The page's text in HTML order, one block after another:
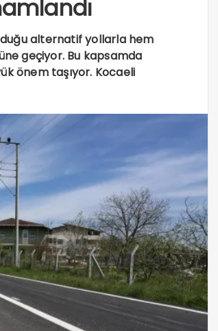
alternatif yollarla hem
geçiyor. Bu kapsamda
önem taşıyor. Kocaeli